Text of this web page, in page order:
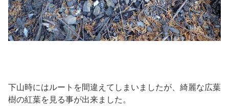
下山時にはルートを間違えてしまいましたが、綺麗な広葉
樹の紅葉を見る事が出来ました。